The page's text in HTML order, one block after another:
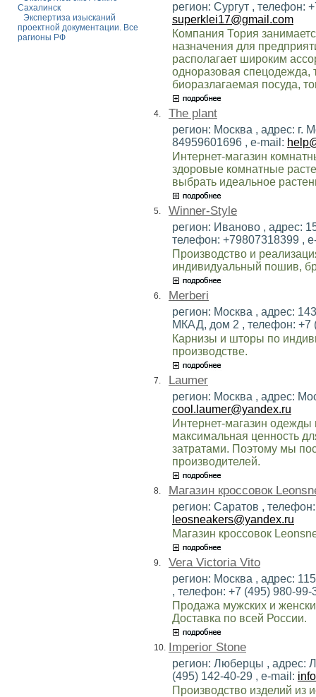
Сахалинск
Экспертиза изысканий
проектной документации. Все
рагионы РФ
регион: Сургут , телефон:
superklei17@gmail.com
Компания Тория
назначения для
располагает широким
одноразовая
биоразлагаемая посуда,
4. The plant
регион: Москва , адрес: г.
84959601696 , e-mail:
Интернет-магазин
здоровые комнатные
выбрать идеальное
5. Winner-Style
регион: Иваново , адрес:
телефон: +79807318399 ,
Производство и
индивидуальный пошив,
6. Merberi
регион: Москва , адрес:
МКАД, дом 2 , телефон: +7
Карнизы и шторы по
производстве.
7. Laumer
регион: Москва , адрес:
cool.laumer@yandex.ru
Интернет-магазин
максимальная ценность
затратами. Поэтому мы
производителей.
8. Магазин кроссовок
регион: Саратов ,
leosneakers@yandex.ru
Магазин кроссовок
9. Vera Victoria Vito
регион: Москва , адрес:
, телефон: +7 (495) 980-
Продажа мужских и
Доставка по всей России.
10. Imperior Stone
регион: Люберцы , адрес:
(495) 142-40-29 , e-mail:
Производство изделий из